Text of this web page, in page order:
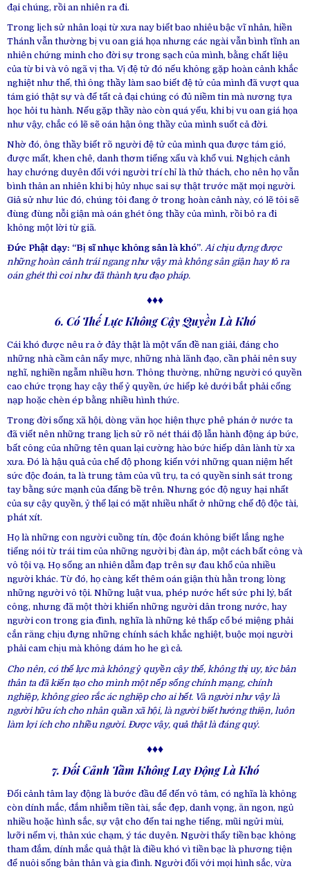
đại chúng, rồi an nhiên ra đi.
Trong lịch sử nhân loại từ xưa nay biết bao nhiêu bậc vĩ nhân, hiền
Thánh vẫn thường bị vu oan giá họa nhưng các ngài vẫn bình tĩnh an
nhiên chứng minh cho đời sự trong sạch của mình, bằng chất liệu
của từ bi và vô ngã vị tha. Vị đệ tử đó nếu không gặp hoàn cảnh khắc
nghiệt như thế, thì ông thầy làm sao biết đệ tử của mình đã vượt qua
tám gió thật sự và để tất cả đại chúng có đủ niềm tin mà nương tựa
học hỏi tu hành. Nếu gặp thầy nào còn quá yếu, khi bị vu oan giá họa
như vậy, chắc có lẽ sẽ oán hận ông thầy của mình suốt cả đời.
Nhờ đó, ông thầy biết rõ người đệ tử của mình qua được tám gió,
được mất, khen chê, danh thơm tiếng xấu và khổ vui. Nghịch cảnh
hay chướng duyên đối với người trí chỉ là thử thách, cho nên họ vẫn
bình thản an nhiên khi bị hủy nhục sai sự thật trước mặt mọi người.
Giả sử như lúc đó, chúng tôi đang ở trong hoàn cảnh này, có lẽ tôi sẽ
đùng đùng nỗi giận mà oán ghét ông thầy của mình, rồi bỏ ra đi
không một lời từ giã.
Đức Phật dạy: “Bị sĩ nhục không sân là khó”. Ai chịu đựng được
những hoàn cảnh trái ngang như vậy mà không sân giận hay tỏ ra
oán ghét thì coi như đã thành tựu đạo pháp.
♦♦♦
6. Có Thế Lực Không Cậy Quyền Là Khó
Cái khó được nêu ra ở đây thật là một vấn đề nan giải, đáng cho
những nhà cầm cân nẩy mực, những nhà lãnh đạo, cần phải nên suy
nghĩ, nghiền ngẫm nhiều hơn. Thông thường, những người có quyền
cao chức trọng hay cậy thế ỷ quyền, ức hiếp kẻ dưới bắt phải cống
nạp hoặc chèn ép bằng nhiều hình thức.
Trong đời sống xã hội, dòng văn học hiện thực phê phán ở nước ta
đã viết nên những trang lịch sử rõ nét thái độ lẫn hành động áp bức,
bất công của những tên quan lại cường hào bức hiếp dân lành từ xa
xưa. Đó là hậu quả của chế độ phong kiến với những quan niệm hết
sức độc đoán, ta là trung tâm của vũ trụ, ta có quyền sinh sát trong
tay bằng sức mạnh của đấng bề trên. Nhưng góc độ nguy hại nhất
của sự cậy quyền, ỷ thế lại có mặt nhiều nhất ở những chế độ độc tài,
phát xít.
Họ là những con người cuồng tín, độc đoán không biết lắng nghe
tiếng nói từ trái tim của những người bị đàn áp, một cách bất công và
vô tội vạ. Họ sống an nhiên dẫm đạp trên sự đau khổ của nhiều
người khác. Từ đó, họ càng kết thêm oán giận thù hằn trong lòng
những người vô tội. Những luật vua, phép nước hết sức phi lý, bất
công, nhưng đã một thời khiến những người dân trong nước, hay
người con trong gia đình, nghĩa là những kẻ thấp cổ bé miệng phải
cắn răng chịu đựng những chính sách khắc nghiệt, buộc mọi người
phải cam chịu mà không dám ho he gì cả.
Cho nên, có thế lực mà không ỷ quyền cậy thế, không thị uy, tức bản
thân ta đã kiến tạo cho mình một nếp sống chính mạng, chính
nghiệp, không gieo rắc ác nghiệp cho ai hết. Và người như vậy là
người hữu ích cho nhân quần xã hội, là người biết hướng thiện, luôn
làm lợi ích cho nhiều người. Được vậy, quả thật là đáng quý.
♦♦♦
7. Đối Cảnh Tâm Không Lay Động Là Khó
Đối cảnh tâm lay động là bước đầu để đến vô tâm, có nghĩa là không
còn dính mắc, đắm nhiễm tiền tài, sắc đẹp, danh vọng, ăn ngon, ngủ
nhiều hoặc hình sắc, sự vật cho đến tai nghe tiếng, mũi ngửi mùi,
lưỡi nếm vị, thân xúc chạm, ý tác duyên. Người thấy tiền bạc không
tham đắm, dính mắc quả thật là điều khó vì tiền bạc là phương tiện
để nuôi sống bản thân và gia đình. Người đối với mọi hình sắc, vừa